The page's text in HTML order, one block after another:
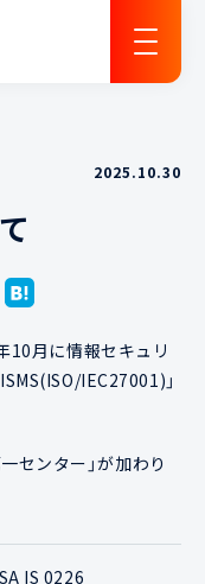
サン インテルネット
2025.10.30
10月に情報セキュリ
IEC27001)」
センター」が加わり
IS 0226